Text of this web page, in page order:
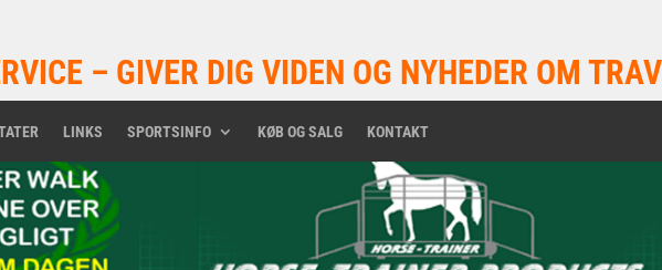
– GIVER DIG VIDEN OG NYHEDER OM
LINKS SPORTSINFO KØB OG SALG KONTAKT